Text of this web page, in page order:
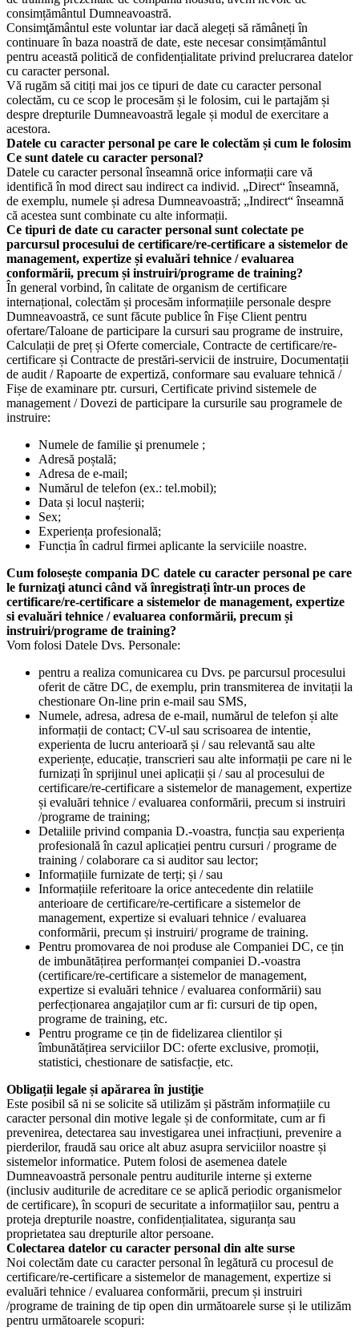
consimțământul Dumneavoastră.
Consimţământul este voluntar iar dacă alegeți să rămâneți în
continuare în baza noastră de date, este necesar consimțământul
pentru această politică de confidențialitate privind prelucrarea datelor
cu caracter personal.
Vă rugăm să citiți mai jos ce tipuri de date cu caracter personal
colectăm, cu ce scop le procesăm și le folosim, cui le partajăm și
despre drepturile Dumneavoastră legale și modul de exercitare a
acestora.
Datele cu caracter personal pe care le colectăm și cum le folosim
Ce sunt datele cu caracter personal?
Datele cu caracter personal înseamnă orice informații care vă
identifică în mod direct sau indirect ca individ. „Direct“ înseamnă,
de exemplu, numele și adresa Dumneavoastră; „Indirect“ înseamnă
că acestea sunt combinate cu alte informații.
Ce tipuri de date cu caracter personal sunt colectate pe
parcursul procesului de certificare/re-certificare a sistemelor de
management, expertize și evaluări tehnice / evaluarea
conformării, precum și instruiri/programe de training?
În general vorbind, în calitate de organism de certificare
internațional, colectăm și procesăm informațiile personale despre
Dumneavoastră, ce sunt făcute publice în Fișe Client pentru
ofertare/Taloane de participare la cursuri sau programe de instruire,
Calculații de preț și Oferte comerciale, Contracte de certificare/re-
certificare și Contracte de prestări-servicii de instruire, Documentații
de audit / Rapoarte de expertiză, conformare sau evaluare tehnică /
Fișe de examinare ptr. cursuri, Certificate privind sistemele de
management / Dovezi de participare la cursurile sau programele de
instruire:
Numele de familie şi prenumele ;
Adresă poștală;
Adresa de e-mail;
Numărul de telefon (ex.: tel.mobil);
Data și locul nașterii;
Sex;
Experiența profesională;
Funcția în cadrul firmei aplicante la serviciile noastre.
Cum folosește compania DC datele cu caracter personal pe care
le furnizaţi atunci când vă înregistrați într-un proces de
certificare/re-certificare a sistemelor de management, expertize
si evaluări tehnice / evaluarea conformării, precum și
instruiri/programe de training?
Vom folosi Datele Dvs. Personale:
pentru a realiza comunicarea cu Dvs. pe parcursul procesului
oferit de către DC, de exemplu, prin transmiterea de invitații la
chestionare On-line prin e-mail sau SMS,
Numele, adresa, adresa de e-mail, numărul de telefon și alte
informații de contact; CV-ul sau scrisoarea de intentie,
experienta de lucru anterioară și / sau relevantă sau alte
experiențe, educație, transcrieri sau alte informații pe care ni le
furnizați în sprijinul unei aplicații și / sau al procesului de
certificare/re-certificare a sistemelor de management, expertize
și evaluări tehnice / evaluarea conformării, precum si instruiri
/programe de training;
Detaliile privind compania D.-voastra, funcția sau experiența
profesională în cazul aplicației pentru cursuri / programe de
training / colaborare ca si auditor sau lector;
Informațiile furnizate de terți; și / sau
Informațiile referitoare la orice antecedente din relatiile
anterioare de certificare/re-certificare a sistemelor de
management, expertize si evaluari tehnice / evaluarea
conformării, precum și instruiri/ programe de training.
Pentru promovarea de noi produse ale Companiei DC, ce țin
de imbunătățirea performanței companiei D.-voastra
(certificare/re-certificare a sistemelor de management,
expertize si evaluări tehnice / evaluarea conformării) sau
perfecționarea angajaților cum ar fi: cursuri de tip open,
programe de training, etc.
Pentru programe ce țin de fidelizarea clientilor și
îmbunătățirea serviciilor DC: oferte exclusive, promoții,
statistici, chestionare de satisfacție, etc.
Obligații legale și apărarea în justiţie
Este posibil să ni se solicite să utilizăm și păstrăm informațiile cu
caracter personal din motive legale și de conformitate, cum ar fi
prevenirea, detectarea sau investigarea unei infracțiuni, prevenire a
pierderilor, fraudă sau orice alt abuz asupra serviciilor noastre și
sistemelor informatice. Putem folosi de asemenea datele
Dumneavoastră personale pentru auditurile interne și externe
(inclusiv auditurile de acreditare ce se aplică periodic organismelor
de certificare), în scopuri de securitate a informațiilor sau, pentru a
proteja drepturile noastre, confidențialitatea, siguranța sau
proprietatea sau drepturile altor persoane.
Colectarea datelor cu caracter personal din alte surse
Noi colectăm date cu caracter personal în legătură cu procesul de
certificare/re-certificare a sistemelor de management, expertize si
evaluări tehnice / evaluarea conformării, precum și instruiri
/programe de training de tip open din următoarele surse și le utilizăm
pentru următoarele scopuri: